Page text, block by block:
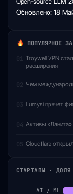
Обновлено: 18
ПОПУЛЯРНОЕ
01 Troywell VPN
расширения
02 Чем
03 Lumysi прячет
04 Активы «Ланита»
05 Cloudflare
СТАРТАПЫ ·
AI / ML